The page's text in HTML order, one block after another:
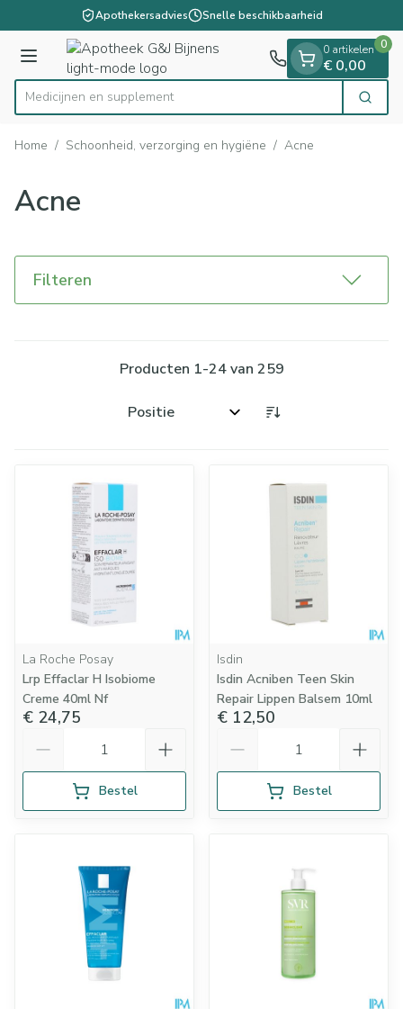
Ga naar de inhoudApothekersadvies Snelle beschikbaarheid
Menu
Product, merk, categorie...
Medici Zoek
0 artikelen
€ 0,00
0
Home / Schoonheid, verzorging en hygiëne / Acne
Acne
Filteren
Producten 1-24van 259
Sorteer op:
La Roche Posay
Lrp Effaclar H Isobiome
Creme 40ml Nf
€ 24,75
Bestel
Isdin
Isdin Acniben Teen Skin
Repair Lippen Balsem 10ml
€ 12,50
Bestel